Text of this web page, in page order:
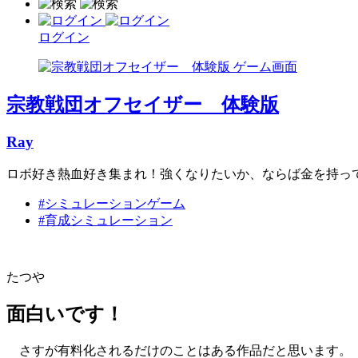
ログイン
宗教戦団オフセイザー 体験版
Ray
ロボ好き熱血好き集まれ！強くなりたいか、ならば金を持っ
#シミュレーションゲーム
#育成シミュレーション
たつや
面白いです！
さすが有料化されるだけのことはある作品だと思います。